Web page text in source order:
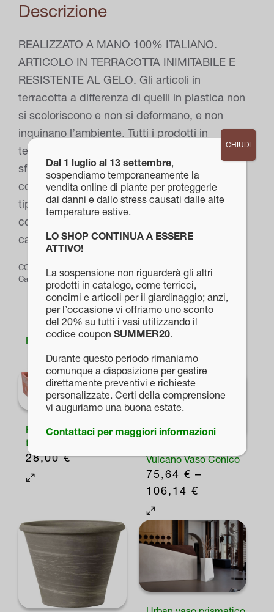
Descrizione
REALIZZATO A MANO 100% ITALIANO.
ARTICOLO IN TERRACOTTA INIMITABILE E
RESISTENTE AL GELO. Gli articoli in
terracotta a differenza di quelli in plastica non
si scoloriscono e non si deformano, e non
inquinano l’ambiente. Tutti i prodotti in
terracotta hanno delle differenze di colore,
sfumature o screpolature che sono da
considerarsi come parte della lavorazione
tipicamente artigianale e quindi non
costituiscono delle imperfezionima dei
caratteri distintivi.
COD:
PROD-465
Categorie: Terracotta,Vasi
Prodotti correlati
Posacenere in
terracotta
28,00€ Vulcano Vaso Conico
75,64 € –
106,14 €
PREZZO:
DA
75,64 €
A
106,14 €
Questo
prodotto
ha
varianti.
Le
Dal 1 luglio al 13 settembre,
sospendiamo temporaneamente la
vendita online di piante per proteggerle
dai danni e dallo stress causati dalle alte
temperature estive.
LO SHOP CONTINUA A ESSERE
ATTIVO!
La sospensione non riguarderà gli altri
prodotti in catalogo, come terricci,
concimi e articoli per il giardinaggio; anzi,
per l’occasione vi offriamo uno sconto
del 20% su tutti i vasi utilizzando il
codice coupon SUMMER20.
Durante questo periodo rimaniamo
comunque a disposizione per gestire
direttamente preventivi e richieste
personalizzate. Certi della comprensione
vi auguriamo una buona estate.
Contattaci per maggiori informazioni
CHIUDI